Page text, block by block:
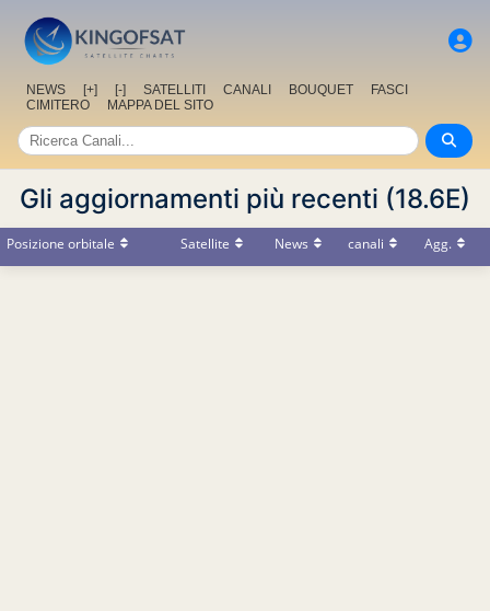
NEWS [+] [-] SATELLITI CANALI BOUQUET
FASCI
CIMITERO
MAPPA DEL SITO
Gli aggiornamenti più recenti (18.6E)
Posizione orbitale Satellite News canali Agg.